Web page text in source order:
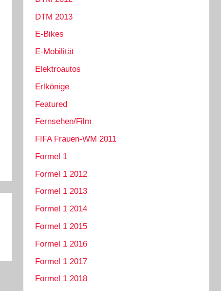
DTM 2013
E-Bikes
E-Mobilität
Elektroautos
Erlkönige
Featured
Fernsehen/Film
FIFA Frauen-WM 2011
Formel 1
Formel 1 2012
Formel 1 2013
Formel 1 2014
Formel 1 2015
Formel 1 2016
Formel 1 2017
Formel 1 2018